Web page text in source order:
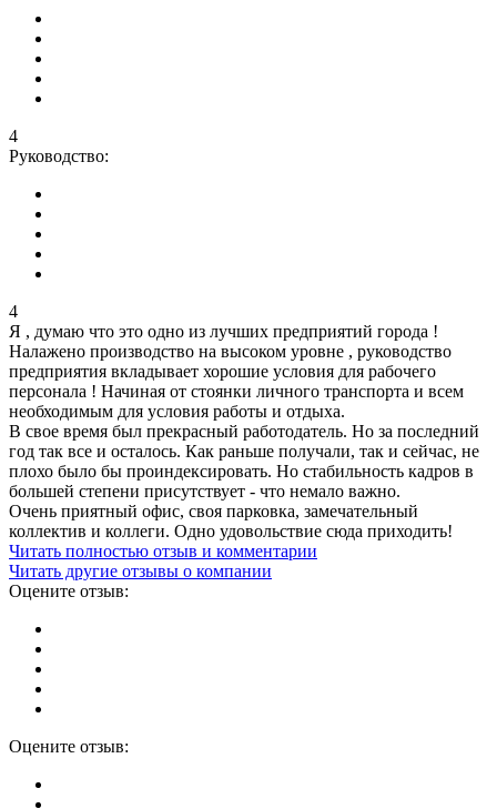
4
Руководство:
4
Я , думаю что это одно из лучших предприятий города !
Налажено производство на высоком уровне , руководство
предприятия вкладывает хорошие условия для рабочего
персонала ! Начиная от стоянки личного транспорта и всем
необходимым для условия работы и отдыха.
В свое время был прекрасный работодатель. Но за последний
год так все и осталось. Как раньше получали, так и сейчас, не
плохо было бы проиндексировать. Но стабильность кадров в
большей степени присутствует - что немало важно.
Очень приятный офис, своя парковка, замечательный
коллектив и коллеги. Одно удовольствие сюда приходить!
Читать полностью отзыв и комментарии
Читать другие отзывы о компании
Оцените отзыв:
Оцените отзыв: